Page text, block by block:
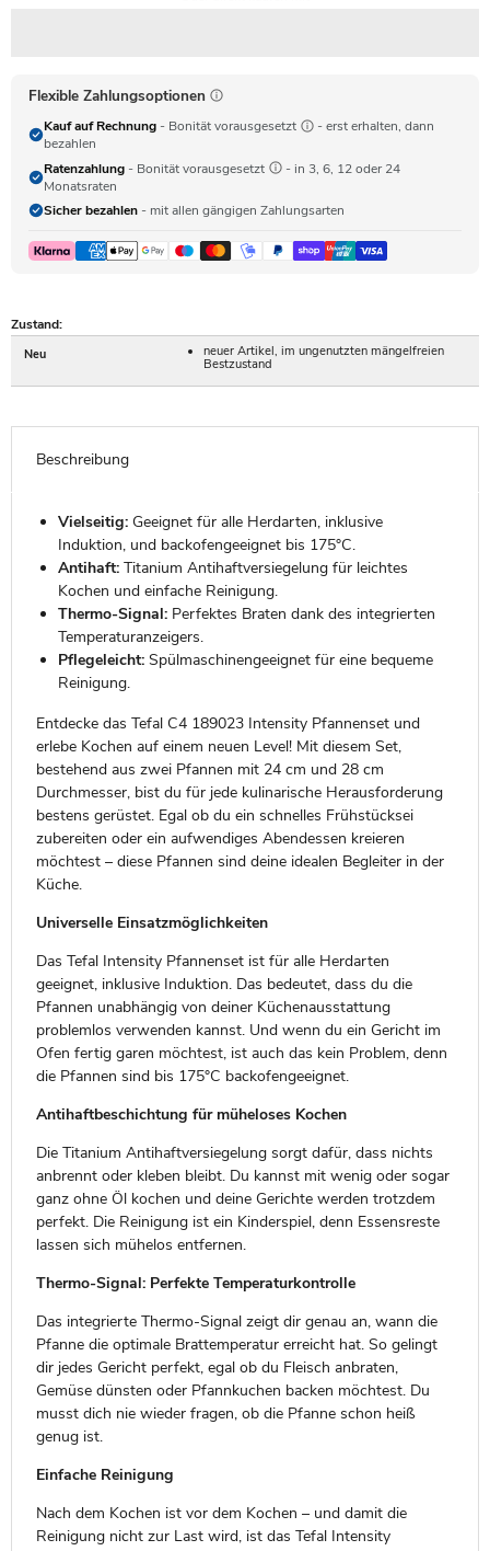
Flexible Zahlungsoptionen
Kauf auf Rechnung - Bonität vorausgesetzt
- erst erhalten, dann
bezahlen
Ratenzahlung - Bonität vorausgesetzt
- in 3, 6, 12 oder 24
Monatsraten
Sicher bezahlen - mit allen gängigen Zahlungsarten
Zustand:
Neu
neuer Artikel, im ungenutzten mängelfreien
Bestzustand
Beschreibung
Vielseitig:Geeignet für alle Herdarten, inklusive
Induktion, und backofengeeignet bis 175°C.
Antihaft:Titanium Antihaftversiegelung für leichtes
Kochen und einfache Reinigung.
Thermo-Signal:Perfektes Braten dank des integrierten
Temperaturanzeigers.
Pflegeleicht:Spülmaschinengeeignet für eine bequeme
Reinigung.
Entdecke das Tefal C4 189023 Intensity Pfannenset und
erlebe Kochen auf einem neuen Level! Mit diesem Set,
bestehend aus zwei Pfannen mit 24 cm und 28 cm
Durchmesser, bist du für jede kulinarische Herausforderung
bestens gerüstet. Egal ob du ein schnelles Frühstücksei
zubereiten oder ein aufwendiges Abendessen kreieren
möchtest – diese Pfannen sind deine idealen Begleiter in der
Küche.
Universelle Einsatzmöglichkeiten
Das Tefal Intensity Pfannenset ist für alle Herdarten
geeignet, inklusive Induktion. Das bedeutet, dass du die
Pfannen unabhängig von deiner Küchenausstattung
problemlos verwenden kannst. Und wenn du ein Gericht im
Ofen fertig garen möchtest, ist auch das kein Problem, denn
die Pfannen sind bis 175°C backofengeeignet.
Antihaftbeschichtung für müheloses Kochen
Die Titanium Antihaftversiegelung sorgt dafür, dass nichts
anbrennt oder kleben bleibt. Du kannst mit wenig oder sogar
ganz ohne Öl kochen und deine Gerichte werden trotzdem
perfekt. Die Reinigung ist ein Kinderspiel, denn Essensreste
lassen sich mühelos entfernen.
Thermo-Signal: Perfekte Temperaturkontrolle
Das integrierte Thermo-Signal zeigt dir genau an, wann die
Pfanne die optimale Brattemperatur erreicht hat. So gelingt
dir jedes Gericht perfekt, egal ob du Fleisch anbraten,
Gemüse dünsten oder Pfannkuchen backen möchtest. Du
musst dich nie wieder fragen, ob die Pfanne schon heiß
genug ist.
Einfache Reinigung
Nach dem Kochen ist vor dem Kochen – und damit die
Reinigung nicht zur Last wird, ist das Tefal Intensity